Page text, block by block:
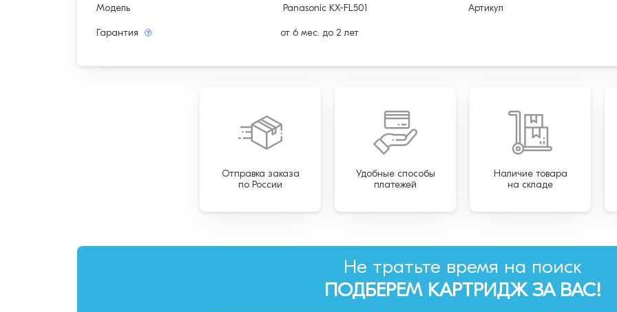
Модель Panasonic KX-FL501 Артикул
Гарантия от 6 мес. до 2 лет
Отправка заказа
по России
Удобные способы
платежей
Наличие товара
на складе
Не тратьте время на поиск
ПОДБЕРЕМ КАРТРИДЖ ЗА ВАС!